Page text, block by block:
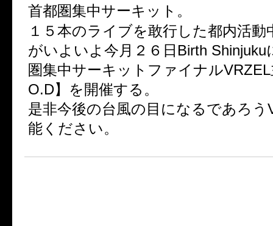
首都圏集中サーキット。
１５本のライブを敢行した都内活動
がいよいよ今月２６日Birth Shinjuku
圏集中サーキットファイナル
O.D】を開催する。
是非今後の台風の目になるであろう
能ください。